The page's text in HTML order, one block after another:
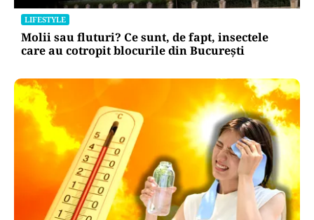
LIFESTYLE
Molii sau fluturi? Ce sunt, de fapt, insectele
care au cotropit blocurile din București